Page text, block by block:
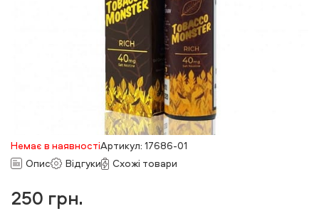
Немає в наявностіАртикул: 17686-01
Опис
Відгуки Схожі товари
250 грн.